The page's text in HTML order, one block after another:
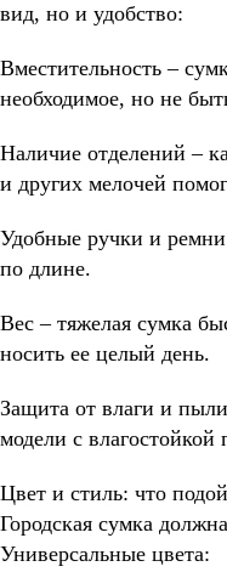
вид, но и удобство:
Вместительность –
необходимое, но не
Наличие отделений –
и других мелочей
Удобные ручки и
по длине.
Вес – тяжелая сумка
носить ее целый день.
Защита от влаги и
модели с
Цвет и стиль: что
Городская сумка
Универсальные цвета: